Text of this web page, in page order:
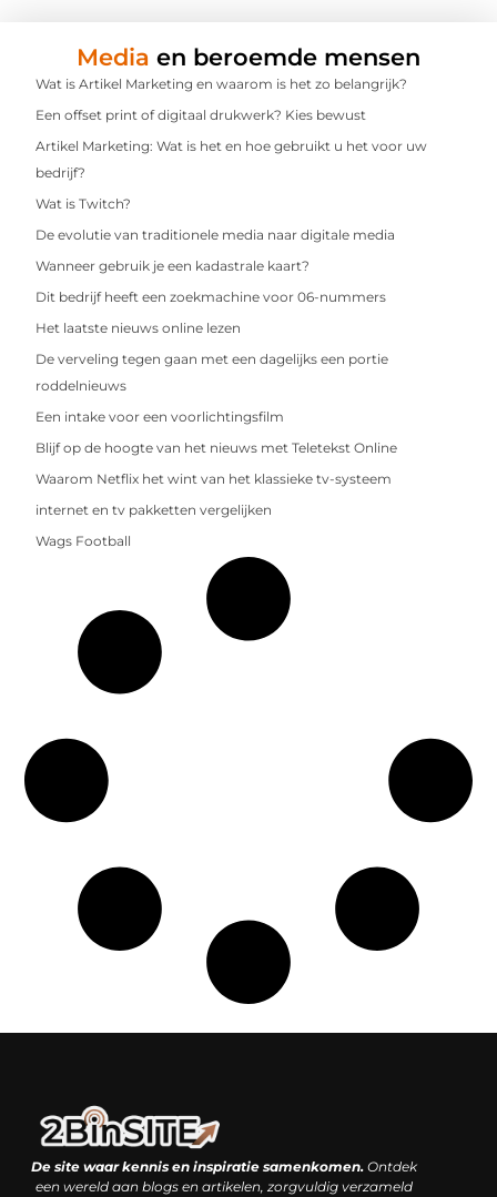
Media en beroemde mensen
Wat is Artikel Marketing en waarom is het zo belangrijk?
Een offset print of digitaal drukwerk? Kies bewust
Artikel Marketing: Wat is het en hoe gebruikt u het voor uw
bedrijf?
Wat is Twitch?
De evolutie van traditionele media naar digitale media
Wanneer gebruik je een kadastrale kaart?
Dit bedrijf heeft een zoekmachine voor 06-nummers
Het laatste nieuws online lezen
De verveling tegen gaan met een dagelijks een portie
roddelnieuws
Een intake voor een voorlichtingsfilm
Blijf op de hoogte van het nieuws met Teletekst Online
Waarom Netflix het wint van het klassieke tv-systeem
internet en tv pakketten vergelijken
Wags Football
De site waar kennis en inspiratie samenkomen.Ontdek
een wereld aan blogs en artikelen, zorgvuldig verzameld